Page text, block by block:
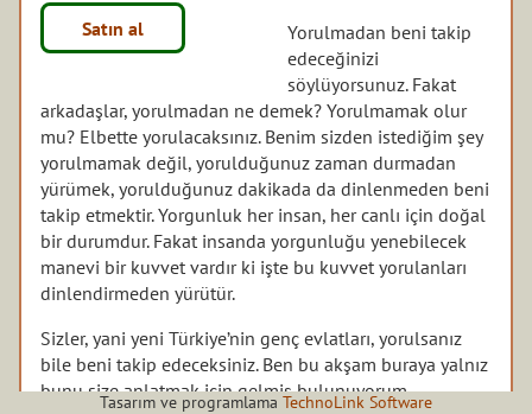
Satın al
Yorulmadan beni takip
edeceğinizi
söylüyorsunuz. Fakat
arkadaşlar, yorulmadan ne demek? Yorulmamak olur
mu? Elbette yorulacaksınız. Benim sizden istediğim şey
yorulmamak değil, yorulduğunuz zaman durmadan
yürümek, yorulduğunuz dakikada da dinlenmeden beni
takip etmektir. Yorgunluk her insan, her canlı için doğal
bir durumdur. Fakat insanda yorgunluğu yenebilecek
manevi bir kuvvet vardır ki işte bu kuvvet yorulanları
dinlendirmeden yürütür.
Sizler, yani yeni Türkiye’nin genç evlatları, yorulsanız
bile beni takip edeceksiniz. Ben bu akşam buraya yalnız
bunu size anlatmak için gelmiş bulunuyorum.
Tasarım ve programlama TechnoLink Software